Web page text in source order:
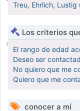
Treu, Ehrlich,
Los criterios
El rango de edad
Deseo ser
No quiero que me
Quiero que me
conocer a mí